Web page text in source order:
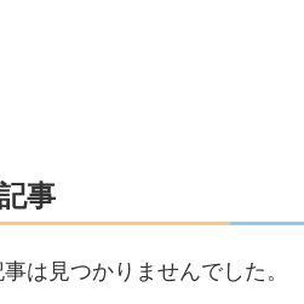
事
は見つかりませんでした。